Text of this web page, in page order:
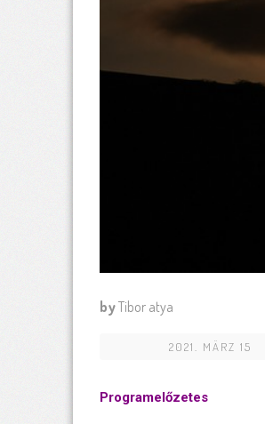
byTibor atya
2021. MÄRZ 15
Programelőzetes